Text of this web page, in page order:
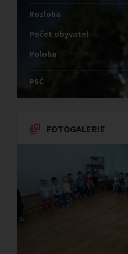
Rozloha
Počet obyvatel
Poloha
PSČ
FOTOGALERIE